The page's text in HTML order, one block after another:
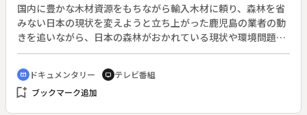
国内に豊かな木材資源をもちながら輸入木材に頼り、森林を省
みない日本の現状を変えようと立ち上がった鹿児島の業者の動
きを追いながら、日本の森林がおかれている現状や環境問題を
浮き彫りにする。◆国土の森林保有率は７０パーセントもある
のに、世界有数の木材輸入国である日本。戦後の造林政策や安
価な木材に頼る建築事情、林業従事者の減少など数々の問題が
山積している。しかし日本の人口森林は伐採適期で、計画的に
cinematic_blur ドキュメンタリー tv テレビ番組
bookmark_add ブックマーク追加